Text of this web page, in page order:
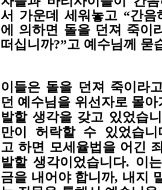
서 가운데 세워놓고 “간
에 의하면 돌을 던져 죽이
떠십니까?”고 예수님께 묻
이들은 돌을 던져 죽이라
던 예수님을 위선자로 몰
발할 생각을 갖고 있었습
만이 허락할 수 있었습
고 하면 모세율법을 어긴
발할 생각이었습니다. 이
금을 내어야 합니까, 내지